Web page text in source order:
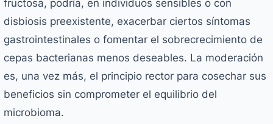
fructosa, podría, en individuos sensibles o con
disbiosis preexistente, exacerbar ciertos síntomas
gastrointestinales o fomentar el sobrecrecimiento de
cepas bacterianas menos deseables. La moderación
es, una vez más, el principio rector para cosechar sus
beneficios sin comprometer el equilibrio del
microbioma.